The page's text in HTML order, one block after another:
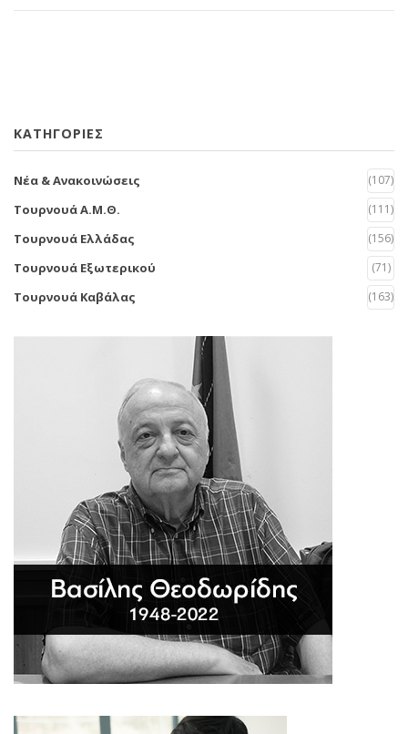
KΑΤΗΓΟΡΙΕΣ
Νέα & Ανακοινώσεις (107)
Τουρνουά Α.Μ.Θ. (111)
Τουρνουά Ελλάδας (156)
Τουρνουά Εξωτερικού (71)
Τουρνουά Καβάλας (163)